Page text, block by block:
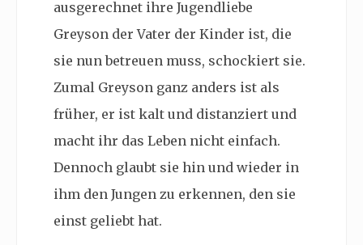
ausgerechnet ihre Jugendliebe
Greyson der Vater der Kinder ist, die
sie nun betreuen muss, schockiert sie.
Zumal Greyson ganz anders ist als
früher, er ist kalt und distanziert und
macht ihr das Leben nicht einfach.
Dennoch glaubt sie hin und wieder in
ihm den Jungen zu erkennen, den sie
einst geliebt hat.